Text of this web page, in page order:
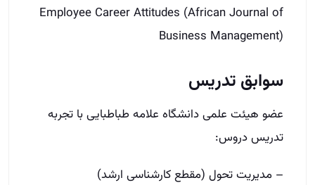
Employee Career Attitudes (African Journal of
Business Management)
سوابق تدریس
عضو هیئت علمی دانشگاه علامه طباطبایی با تجربه
تدریس دروس:
– مدیریت تحول (مقطع کارشناسی ارشد)